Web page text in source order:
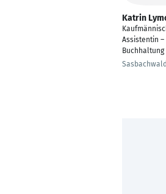
Katrin
Assistentin –
Buchhaltung